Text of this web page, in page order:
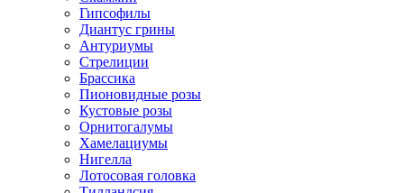
Гипсофилы
Диантус грины
Антуриумы
Стрелиции
Брассика
Пионовидные розы
Кустовые розы
Орнитогалумы
Хамелациумы
Нигелла
Лотосовая головка